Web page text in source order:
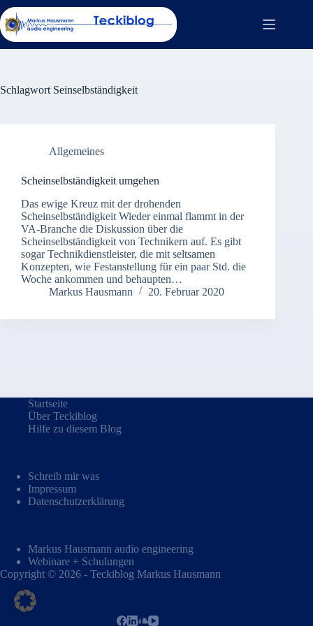
Zum
Inhalt
springen
Teckiblog
Schreib
was
Impressum
Datenschutzerklärung
Schlagwort Seinselbständigkeit
Allgemeines
Scheinselbständigkeit umgehen
Das ewige Kreuz mit der drohenden
Scheinselbständigkeit Wieder einmal flammt in der
VA-Branche die Diskussion über die
Scheinselbständigkeit von Technikern auf. Es gibt
sogar Technikdienstleister, die mit seltsamen
Konzepten, wie Festanstellung für ein paar Std. die
Woche ankommen und behaupten…
Markus Hausmann
20. Februar 2020
Startseite
Über Teckiblog
Hilfe zu diesem Blog
Schreib mir was
Impressum
Datenschutzerklärung
Markus Hausmann audio engineering
Webinare + Schulungen
Copyright © 2026 - Teckiblog Markus Hausmann